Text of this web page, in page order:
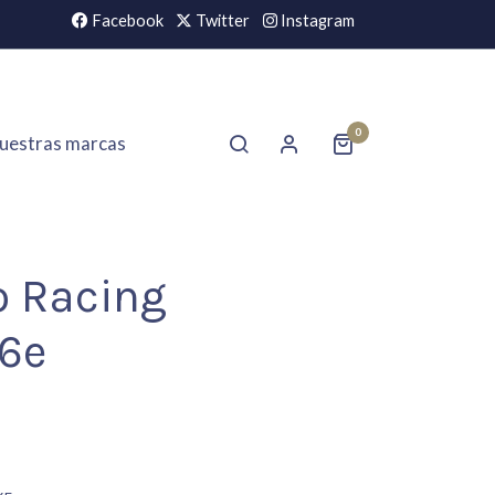
Facebook Twitter Instagram
marcas 0
Racing